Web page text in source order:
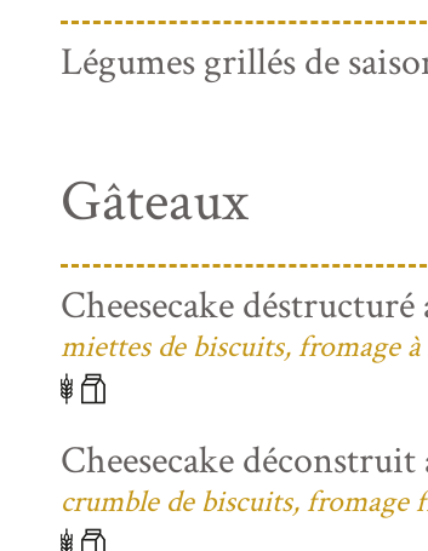
Légumes grillés de
Gâteaux
Cheesecake
miettes de biscuits, fromage
Cheesecake déconstruit
crumble de biscuits, fromage